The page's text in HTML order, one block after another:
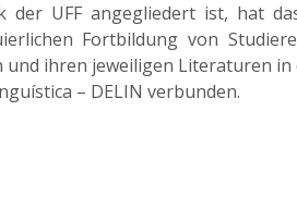
UFF angegliedert ist, hat
Fortbildung von
ihren jeweiligen Literaturen
– DELIN verbunden.